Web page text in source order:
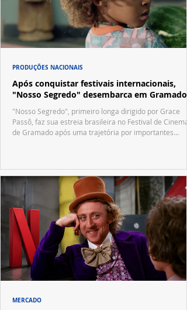
Após conquistar festivais internacionais,
"Nosso Segredo" desembarca em Gramado
"Nosso Segredo", primeiro longa dirigido por Grace
Passô, faz sua estreia brasileira no Festival de Cinema
de Gramado após uma trajetória por importantes
PRODUÇÕES NACIONAIS
MERCADO